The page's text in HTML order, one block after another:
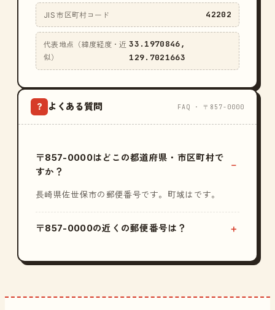
JIS 市区町村コード 42202
代表地点（緯度経度・近
似）
33.1970846,
129.7021663
? よくある質問 FAQ · 〒857-0000
〒857-0000はどこの都道府県・市区町村で
すか？
長崎県佐世保市の郵便番号です。町域はです。
〒857-0000の近くの郵便番号は？